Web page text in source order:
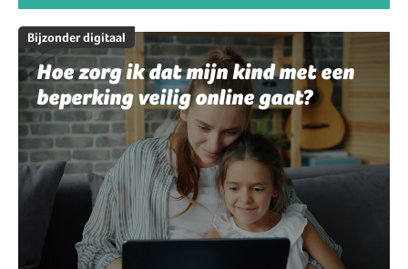
Bijzonder digitaal
Hoe zorg ik dat mijn kind met een
beperking veilig online gaat?